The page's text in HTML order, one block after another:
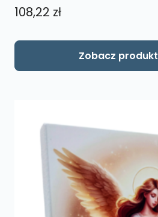
108,22 zł
Zobacz produkt